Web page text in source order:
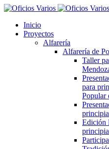
Inicio
Proyectos
Alfarería
Alfarería de
Taller
para
Popular
Edición